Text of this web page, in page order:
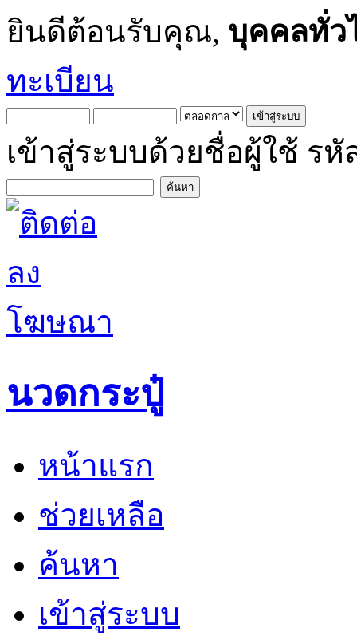
ยินดีต้อนรับคุณ, บุคคลทั่ว
ทะเบียน
เข้าสู่ระบบด้วยชื่อผู้ใช้ รหั
นวดกระปู๋
หน้าแรก
ช่วยเหลือ
ค้นหา
เข้าสู่ระบบ